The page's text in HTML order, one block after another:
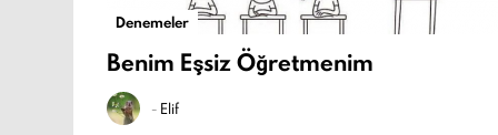
Denemeler
Benim Eşsiz Öğretmenim
- Elif